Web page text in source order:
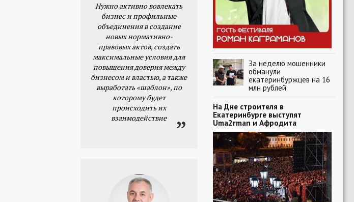
Нужно активно вовлекать
бизнес и профильные
объединения в создание
новых нормативно-
правовых актов, создать
максимальные условия для
повышения доверия между
бизнесом и властью, а также
выработать «шаблон», по
которому будет
происходить их
взаимодействие
За неделю мошенники
обманули
екатеринбуржцев на 16
млн рублей
На Дне строителя в
Екатеринбурге выступят
Uma2rman и Афродита